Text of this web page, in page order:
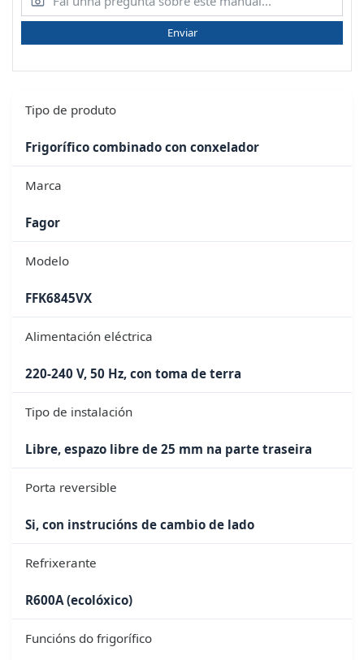
Enviar
Tipo de produto
Frigorífico combinado con conxelador
Marca
Fagor
Modelo
FFK6845VX
Alimentación eléctrica
220-240 V, 50 Hz, con toma de terra
Tipo de instalación
Libre, espazo libre de 25 mm na parte traseira
Porta reversible
Si, con instrucións de cambio de lado
Refrixerante
R600A (ecolóxico)
Funcións do frigorífico